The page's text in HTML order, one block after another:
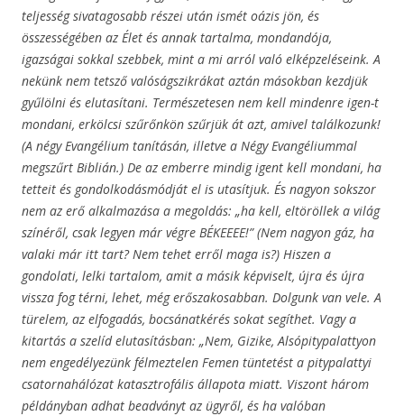
teljesség sivatagosabb részei után ismét oázis jön, és
összességében az Élet és annak tartalma, mondandója,
igazságai sokkal szebbek, mint a mi arról való elképzeléseink. A
nekünk nem tetsző valóságszikrákat aztán másokban kezdjük
gyűlölni és elutasítani. Természetesen nem kell mindenre igen-t
mondani, erkölcsi szűrőnkön szűrjük át azt, amivel találkozunk!
(A négy Evangélium tanításán, illetve a Négy Evangéliummal
megszűrt Biblián.) De az emberre mindig igent kell mondani, ha
tetteit és gondolkodásmódját el is utasítjuk. És nagyon sokszor
nem az erő alkalmazása a megoldás: „ha kell, eltöröllek a világ
színéről, csak legyen már végre BÉKEEEE!” (Nem nagyon gáz, ha
valaki már itt tart? Nem tehet erről maga is?) Hiszen a
gondolati, lelki tartalom, amit a másik képviselt, újra és újra
vissza fog térni, lehet, még erőszakosabban. Dolgunk van vele. A
türelem, az elfogadás, bocsánatkérés sokat segíthet. Vagy a
kitartás a szelíd elutasításban: „Nem, Gizike, Alsópitypalattyon
nem engedélyezünk félmeztelen Femen tüntetést a pitypalattyi
csatornahálózat katasztrofális állapota miatt. Viszont három
példányban adhat beadványt az ügyről, és ha valóban